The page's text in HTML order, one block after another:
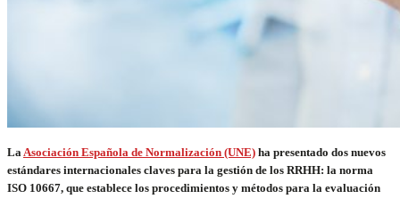
LaAsociación Española de Normalización (UNE) ha presentado dos nuevos
estándares internacionales claves para la gestión de los RRHH: la norma
ISO 10667, que establece los procedimientos y métodos para la evaluación